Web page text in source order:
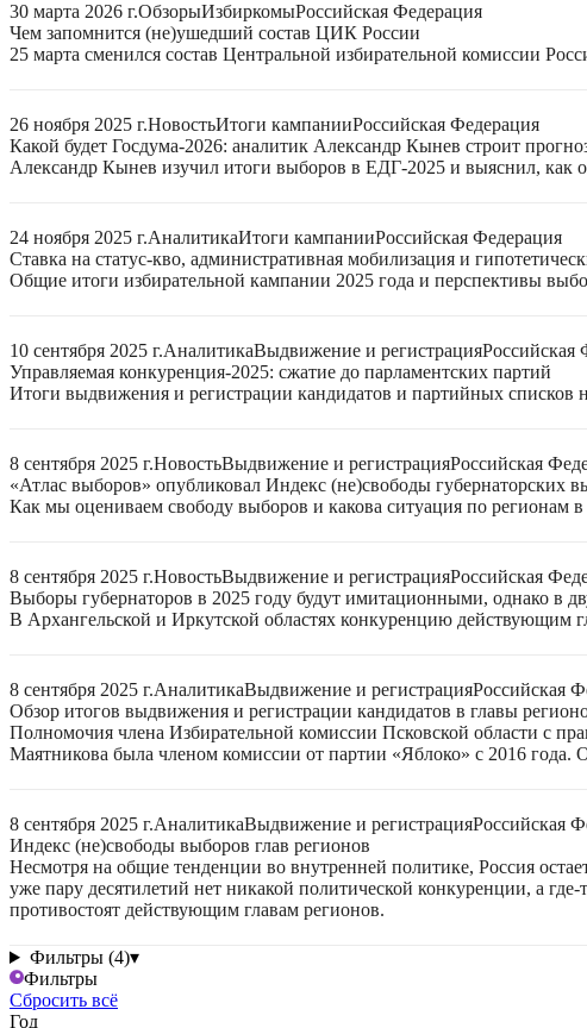
30 марта 2026 г.ОбзорыИзбиркомыРоссийская Федерация
Чем запомнится (не)ушедший состав ЦИК России
25 марта сменился состав Центральной избирательной комиссии
26 ноября 2025 г.НовостьИтоги кампанииРоссийская Федерация
Какой будет Госдума-2026: аналитик Александр Кынев строит
Александр Кынев изучил итоги выборов в ЕДГ-2025 и выяснил,
24 ноября 2025 г.АналитикаИтоги кампанииРоссийская Федерация
Ставка на статус-кво, административная мобилизация и
Общие итоги избирательной кампании 2025 года и перспективы
10 сентября 2025 г.АналитикаВыдвижение и регистрацияРоссийская
Управляемая конкуренция-2025: сжатие до парламентских партий
Итоги выдвижения и регистрации кандидатов и партийных списков
8 сентября 2025 г.НовостьВыдвижение и регистрацияРоссийская
«Атлас выборов» опубликовал Индекс (не)свободы губернаторских
Как мы оцениваем свободу выборов и какова ситуация по регионам в
8 сентября 2025 г.НовостьВыдвижение и регистрацияРоссийская
Выборы губернаторов в 2025 году будут имитационными, однако в
В Архангельской и Иркутской областях конкуренцию действующим
8 сентября 2025 г.АналитикаВыдвижение и регистрацияРоссийская
Обзор итогов выдвижения и регистрации кандидатов в главы
Полномочия члена Избирательной комиссии Псковской области с
Маятникова была членом комиссии от партии «Яблоко» с 2016 года.
8 сентября 2025 г.АналитикаВыдвижение и регистрацияРоссийская
Индекс (не)свободы выборов глав регионов
Несмотря на общие тенденции во внутренней политике, Россия
уже пару десятилетий нет никакой политической конкуренции, а
противостоят действующим главам регионов.
Фильтры (4)▾
Фильтры
Сбросить всё
Год